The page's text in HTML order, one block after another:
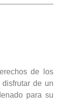
de los
de un
para su